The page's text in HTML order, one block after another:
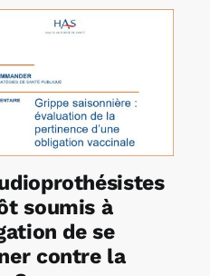
soumis à
de se
contre la